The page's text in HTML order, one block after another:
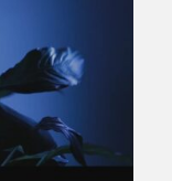
eta edukia
biltzeko eta
eta zertarako
eta beren
dira. Ikusi gure